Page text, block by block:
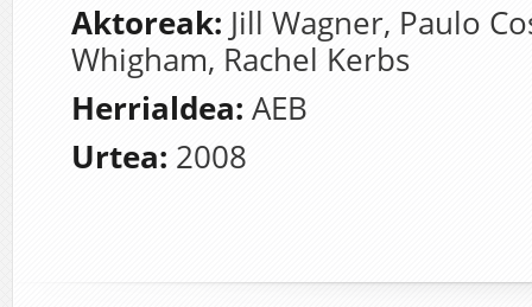
Aktoreak: Jill Wagner, Paulo
Whigham, Rachel Kerbs
Herrialdea: AEB
Urtea: 2008